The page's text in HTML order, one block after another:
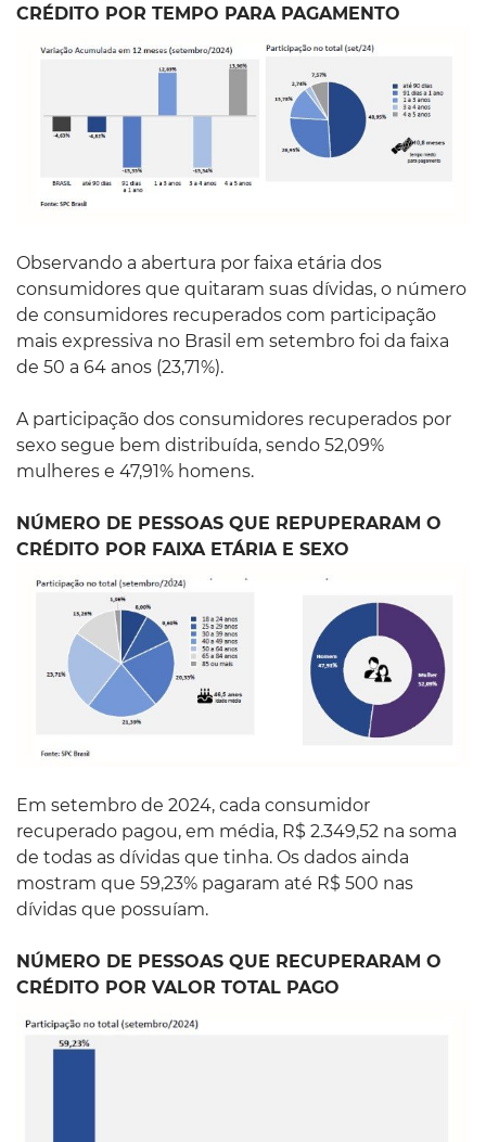
CRÉDITO POR TEMPO PARA PAGAMENTO
Observando a abertura por faixa etária dos
consumidores que quitaram suas dívidas, o número
de consumidores recuperados com participação
mais expressiva no Brasil em setembro foi da faixa
de 50 a 64 anos (23,71%).
A participação dos consumidores recuperados por
sexo segue bem distribuída, sendo 52,09%
mulheres e 47,91% homens.
NÚMERO DE PESSOAS QUE REPUPERARAM O
CRÉDITO POR FAIXA ETÁRIA E SEXO
Em setembro de 2024, cada consumidor
recuperado pagou, em média, R$ 2.349,52 na soma
de todas as dívidas que tinha. Os dados ainda
mostram que 59,23% pagaram até R$ 500 nas
dívidas que possuíam.
NÚMERO DE PESSOAS QUE RECUPERARAM O
CRÉDITO POR VALOR TOTAL PAGO